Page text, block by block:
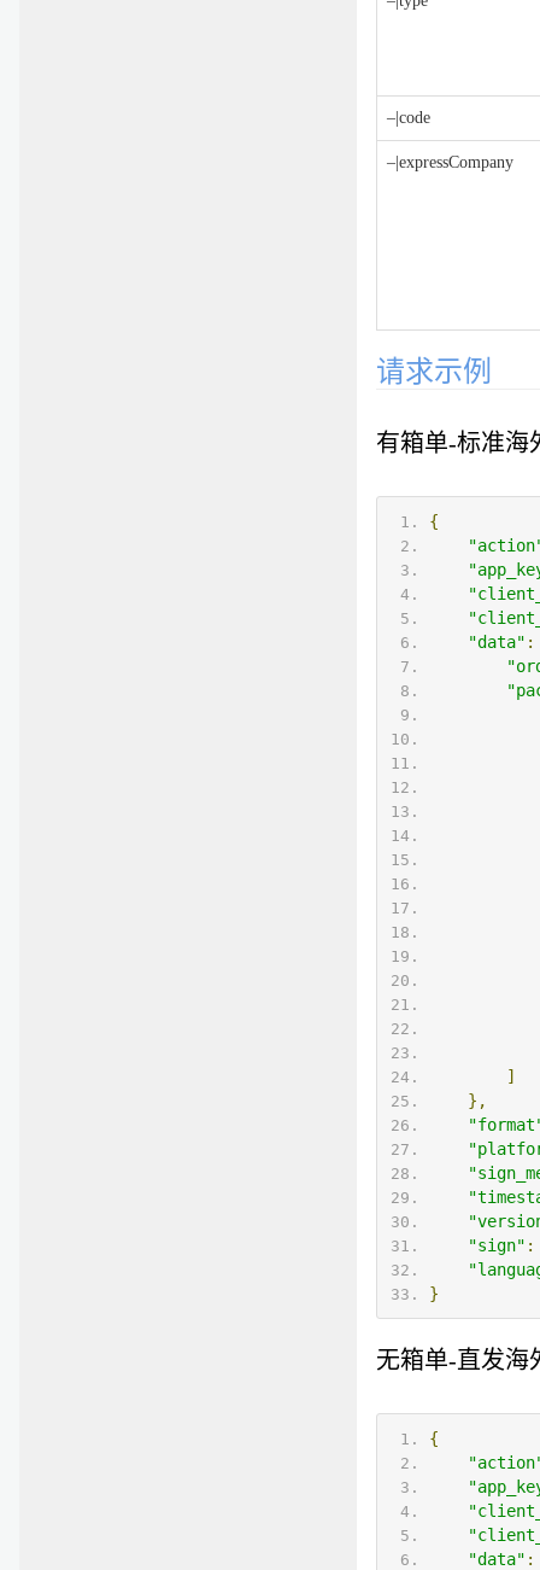
–|code
–|expressCompany
请求示例
有箱单-标准海
{
"data" :
]
},
"sign" :
}
无箱单-直发海
{
"data" :